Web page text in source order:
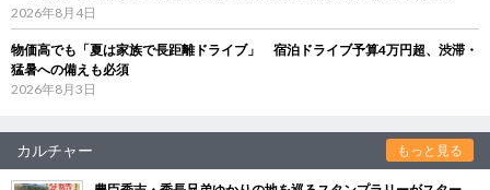
2026年8月4日
物価高でも「夏は家族で長距離ドライブ」 宿泊ドライブ予算4万円超、渋滞・
猛暑への備えも必須
2026年8月3日
カルチャー もっと見る